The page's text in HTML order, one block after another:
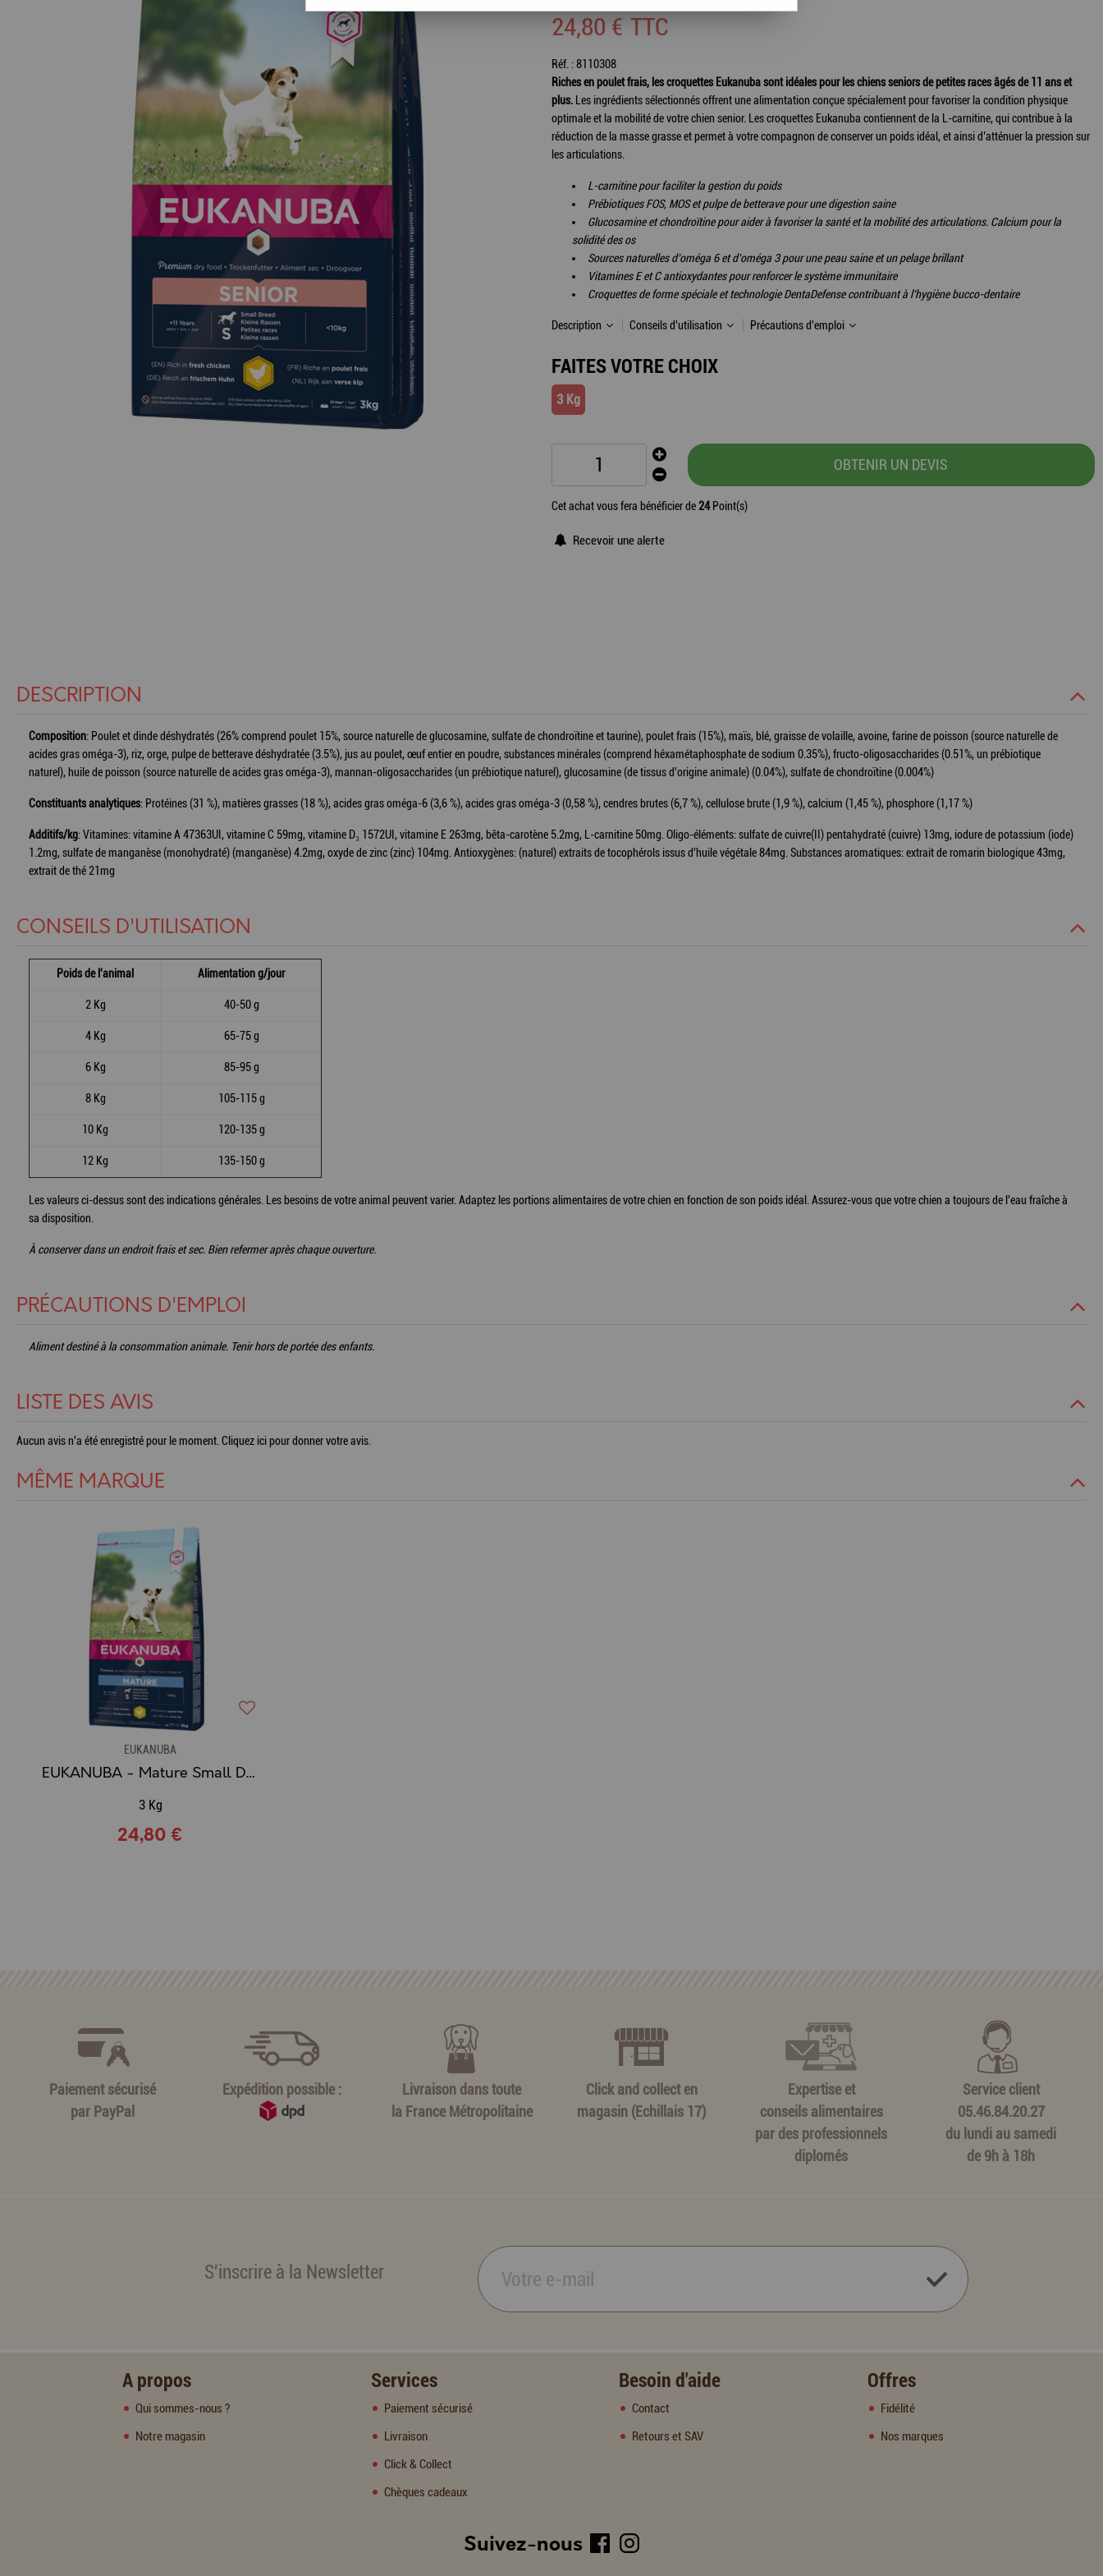
24,80 € TTC
Réf. :8110308
Riches en poulet frais, les croquettes Eukanuba sont idéales pour les chiens seniors de petites races âgés de 11 ans et
plus. Les ingrédients sélectionnés offrent une alimentation conçue spécialement pour favoriser la condition physique
optimale et la mobilité de votre chien senior. Les croquettes Eukanuba contiennent de la L-carnitine, qui contribue à la
réduction de la masse grasse et permet à votre compagnon de conserver un poids idéal, et ainsi d’atténuer la pression sur
les articulations.
L-carnitine pour faciliter la gestion du poids
Prébiotiques FOS, MOS et pulpe de betterave pour une digestion saine
Glucosamine et chondroïtine pour aider à favoriser la santé et la mobilité des articulations. Calcium pour la
solidité des os
Sources naturelles d’oméga 6 et d’oméga 3 pour une peau saine et un pelage brillant
Vitamines E et C antioxydantes pour renforcer le système immunitaire
Croquettes de forme spéciale et technologie DentaDefense contribuant à l’hygiène bucco-dentaire
Description Conseils d'utilisation Précautions d'emploi
FAITES VOTRE CHOIX
3 Kg
OBTENIR UN DEVIS
Cet achat vous fera bénéficier de24Point(s)
Recevoir une alerte
DESCRIPTION
Composition: Poulet et dinde déshydratés (26% comprend poulet 15%, source naturelle de glucosamine, sulfate de chondroïtine et taurine), poulet frais (15%), maïs, blé, graisse de volaille, avoine, farine de poisson (source naturelle de
acides gras oméga-3), riz, orge, pulpe de betterave déshydratée (3.5%), jus au poulet, œuf entier en poudre, substances minérales (comprend héxamétaphosphate de sodium 0.35%), fructo-oligosaccharides (0.51%, un prébiotique
naturel), huile de poisson (source naturelle de acides gras oméga-3), mannan-oligosaccharides (un prébiotique naturel), glucosamine (de tissus d'origine animale) (0.04%), sulfate de chondroïtine (0.004%)
Constituants analytiques: Protéines (31 %), matières grasses (18 %), acides gras oméga-6 (3,6 %), acides gras oméga-3 (0,58 %), cendres brutes (6,7 %), cellulose brute (1,9 %), calcium (1,45 %), phosphore (1,17 %)
Additifs/kg: Vitamines: vitamine A 47363UI, vitamine C 59mg, vitamine D₃ 1572UI, vitamine E 263mg, bêta-carotène 5.2mg, L-carnitine 50mg. Oligo-éléments: sulfate de cuivre(II) pentahydraté (cuivre) 13mg, iodure de potassium (iode)
1.2mg, sulfate de manganèse (monohydraté) (manganèse) 4.2mg, oxyde de zinc (zinc) 104mg. Antioxygènes: (naturel) extraits de tocophérols issus d'huile végétale 84mg. Substances aromatiques: extrait de romarin biologique 43mg,
extrait de thé 21mg
CONSEILS D'UTILISATION
Poids de l'animal Alimentation g/jour
2 Kg 40-50 g
4 Kg 65-75 g
6 Kg 85-95 g
8 Kg 105-115 g
10 Kg 120-135 g
12 Kg 135-150 g
Les valeurs ci-dessus sont des indications générales. Les besoins de votre animal peuvent varier. Adaptez les portions alimentaires de votre chien en fonction de son poids idéal. Assurez-vous que votre chien a toujours de l'eau fraîche à
sa disposition.
À conserver dans un endroit frais et sec. Bien refermer après chaque ouverture.
PRÉCAUTIONS D'EMPLOI
Aliment destiné à la consommation animale. Tenir hors de portée des enfants.
LISTE DES AVIS
Aucun avis n'a été enregistré pour le moment. Cliquez ici pour donner votre avis.
MÊME MARQUE
EUKANUBA
EUKANUBA - Mature Small Dog - 3kg
3 Kg
24,80 €
Paiement sécurisé
par PayPal
Expédition possible :
Livraison dans toute
la France Métropolitaine
Click and collect en
magasin (Echillais 17)
Expertise et
conseils alimentaires
par des professionnels
diplomés
Service client
05.46.84.20.27
du lundi au samedi
de 9h à 18h
S'inscrire à la Newsletter
A propos
Qui sommes-nous ?
Notre magasin
Services
Paiement sécurisé
Livraison
Click & Collect
Chèques cadeaux
Besoin d'aide
Contact
Retours et SAV
Offres
Fidélité
Nos marques
Suivez-nous